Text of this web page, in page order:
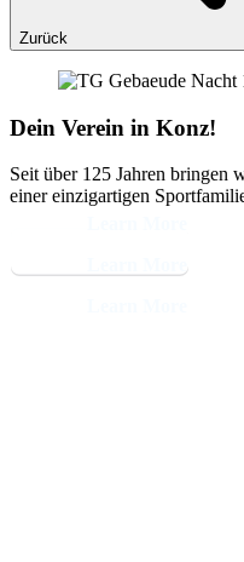
Zurück
Dein Verein in Konz!
Seit über 125 Jahren bringen
einer einzigartigen